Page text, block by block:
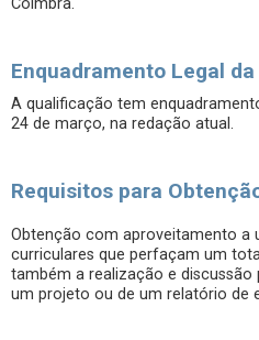
Coimbra.
Enquadramento Legal
A qualificação tem
24 de março, na redação atual.
Requisitos para
Obtenção com aproveitamento a
curriculares que perfaçam um
também a realização e discussão
um projeto ou de um relatório de